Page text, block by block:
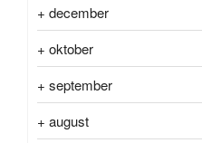
+ december
+ oktober
+ september
+ august